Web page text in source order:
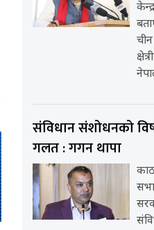
संविधान संशोधनको
गलत : गगन थापा